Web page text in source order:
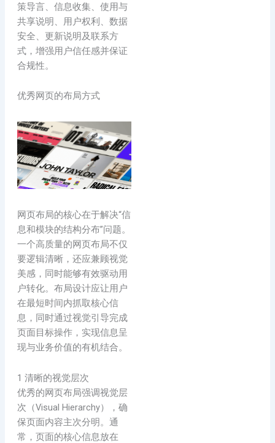
策导言、信息收集、使用与
共享说明、用户权利、数据
安全、更新说明及联系方
式，增强用户信任感并保证
合规性。
优秀网页的布局方式
网页布局的核心在于解决“信
息和模块的结构分布”问题。
一个高质量的网页布局不仅
要逻辑清晰，还应兼顾视觉
美感，同时能够有效驱动用
户转化。布局设计应让用户
在最短时间内抓取核心信
息，同时通过视觉引导完成
页面目标操作，实现信息呈
现与业务价值的有机结合。
1 清晰的视觉层次
优秀的网页布局强调视觉层
次（Visual Hierarchy），确
保页面内容主次分明。通
常，页面的核心信息放在